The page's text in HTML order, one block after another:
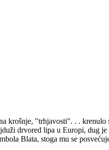
krošnje, "trhjavosti". . .
drvored lipa u Europi, dug
Blata, stoga mu se